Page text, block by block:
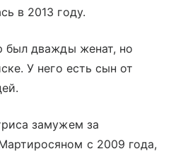
в 2013 году.
был дважды женат, но
У него есть сын от
замужем за
с 2009 года,